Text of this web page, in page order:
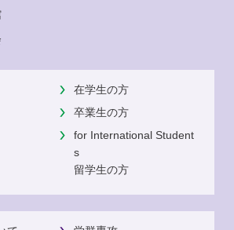
在学生の方
卒業生の方
for International Student
s
留学生の方